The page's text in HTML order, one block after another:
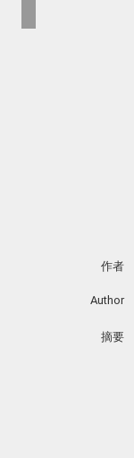
作者
Author
摘要